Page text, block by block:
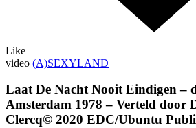
Like
video (A)SEXYLAND
Laat De Nacht Nooit Eindigen –
Amsterdam 1978 – Verteld door
Clercq© 2020 EDC/Ubuntu